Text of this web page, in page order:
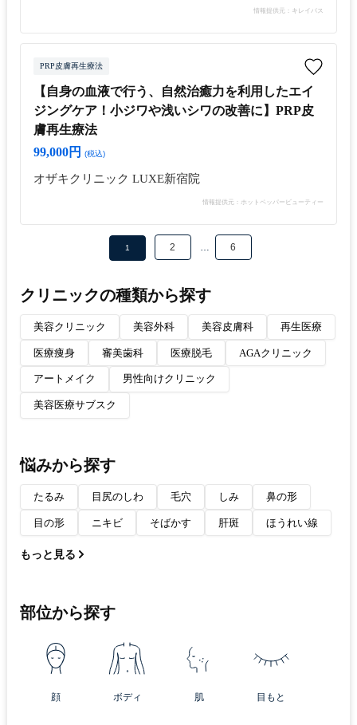
情報提供元：キレイパス
PRP皮膚再生療法
【自身の血液で行う、自然治癒力を利用したエイ
ジングケア！小ジワや浅いシワの改善に】PRP皮
膚再生療法
99,000円
(税込)
オザキクリニック LUXE新宿院
情報提供元：ホットペッパービューティー
1 2 … 6
クリニックの種類から探す
美容クリニック 美容外科 美容皮膚科 再生医療
医療痩身 審美歯科 医療脱毛 AGAクリニック
アートメイク 男性向けクリニック
美容医療サブスク
悩みから探す
たるみ 目尻のしわ 毛穴 しみ 鼻の形
目の形 ニキビ そばかす 肝斑 ほうれい線
もっと見る
部位から探す
顔 ボディ 肌 目もと